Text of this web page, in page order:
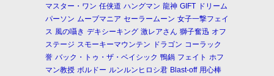
マスター・ワン 任侠道 ハングマン 龍神 GIFT ドリーム
パーソン ムーブマニア セーラームーン 女子一撃フェイ
ス 風の囁き デキシーキング 激レアさん 獅子奮迅 オフ
ステージ スモーキーマウンテン ドラゴン コーラック
誉 バック・トゥ・ザ・ベイシック 鴨鍋 フェイト ホフ
マン教授 ボルドー ルンルンヒロシ君 Blast-off 用心棒